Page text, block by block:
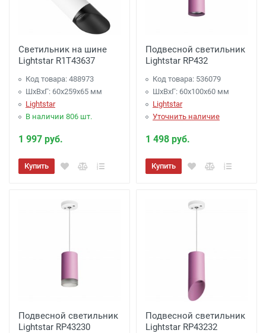
Светильник на шине
Lightstar R1T43637
Код товара: 488973
ШхВхГ: 60x259x65 мм
Lightstar
В наличии 806 шт.
1 997 руб.
Купить
Подвесной светильник
Lightstar RP432
Код товара: 536079
ШхВхГ: 60x100x60 мм
Lightstar
Уточнить наличие
1 498 руб.
Купить
Подвесной светильник
Lightstar RP43230
Подвесной светильник
Lightstar RP43232